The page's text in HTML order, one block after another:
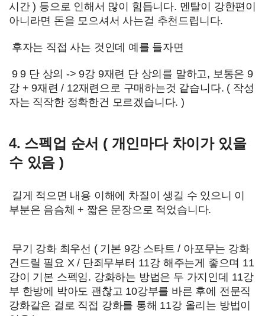
시간 ) 등으로 인해서 많이 힘듭니다. 멘탈이 강한편이
아니라면 돈을 모으셔서 사는걸 추천드립니다.
후자는 직접 사는 것인데 예를 들자면
9 9 단 상의 -> 9강 9재련 단 상의를 말하고, 보통은 9
강 + 9재련 / 12재련으로 구매하는것 같습니다. ( 작성
자는 직작한 정확한건 모르겠습니다. )
4. 스펙업 순서 ( 개인마다 차이가 있을
수 있음 )
길게 적으면 내용 이해에 차질이 생길 수 있으니 이
부분은 음슴체 + 짧은 문장으로 적었습니다.
무기 강화 최우선 ( 기본 9강 스타트 / 아포무는 강화
건드릴 필요 X / 단죄무부터 11강 해주는게 좋으며 11
강이 기본 스펙임. 강화하는 방법은 두 가지인데 11강
부 한방에 박아도 괜찮고 10강부를 바른 후에 전문직
강화같은 걸로 직접 강화를 통해 11강 올리는 방법이